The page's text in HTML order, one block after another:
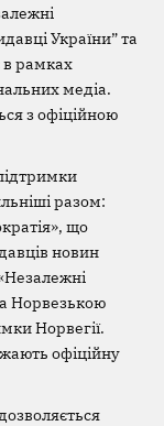
України” та
рамках
медіа.
з офіційною
разом:
що
новин
Норвезькою
Норвегії.
офіційну